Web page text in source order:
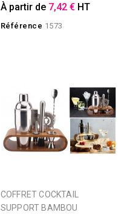
À partir de 7,42 € HT
Référence 1573
COFFRET COCKTAIL
SUPPORT BAMBOU